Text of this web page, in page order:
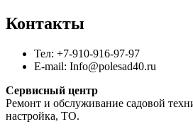
Контакты
Тел: +7-910-916-97-97
E-mail: Info@polesad40.ru
Сервисный центр
Ремонт и обслуживание садовой
настройка, ТО.